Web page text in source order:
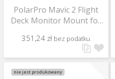
PolarPro Mavic 2 Flight
Deck Monitor Mount for
351,24 zł bez podatku
nie jest produkowany